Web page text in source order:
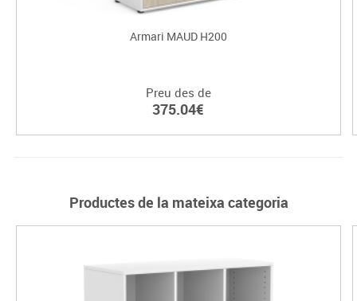
Armari MAUD H200
Preu des de
375.04€
Productes de la mateixa categoria